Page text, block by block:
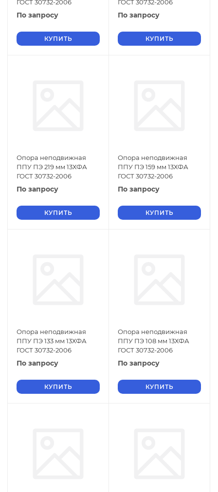
ГОСТ 30732-2006
По запросу
КУПИТЬ
ГОСТ 30732-2006
По запросу
КУПИТЬ
Опора неподвижная
ППУ ПЭ 219 мм 13ХФА
ГОСТ 30732-2006
По запросу
КУПИТЬ
Опора неподвижная
ППУ ПЭ 159 мм 13ХФА
ГОСТ 30732-2006
По запросу
КУПИТЬ
Опора неподвижная
ППУ ПЭ 133 мм 13ХФА
ГОСТ 30732-2006
По запросу
КУПИТЬ
Опора неподвижная
ППУ ПЭ 108 мм 13ХФА
ГОСТ 30732-2006
По запросу
КУПИТЬ